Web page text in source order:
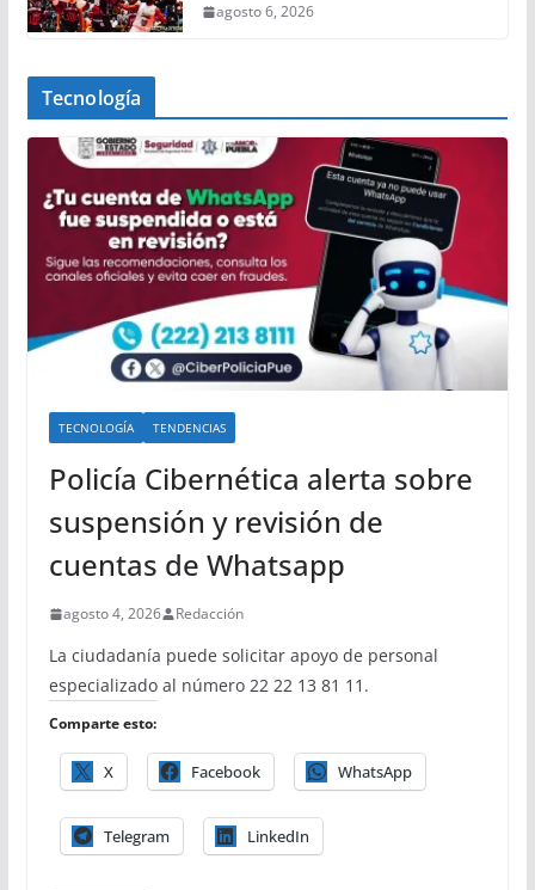
agosto 6, 2026
Tecnología
TECNOLOGÍA TENDENCIAS
Policía Cibernética alerta sobre
suspensión y revisión de
cuentas de Whatsapp
agosto 4, 2026 Redacción
La ciudadanía puede solicitar apoyo de personal
especializado al número 22 22 13 81 11.
Comparte esto:
X Facebook WhatsApp
Telegram LinkedIn